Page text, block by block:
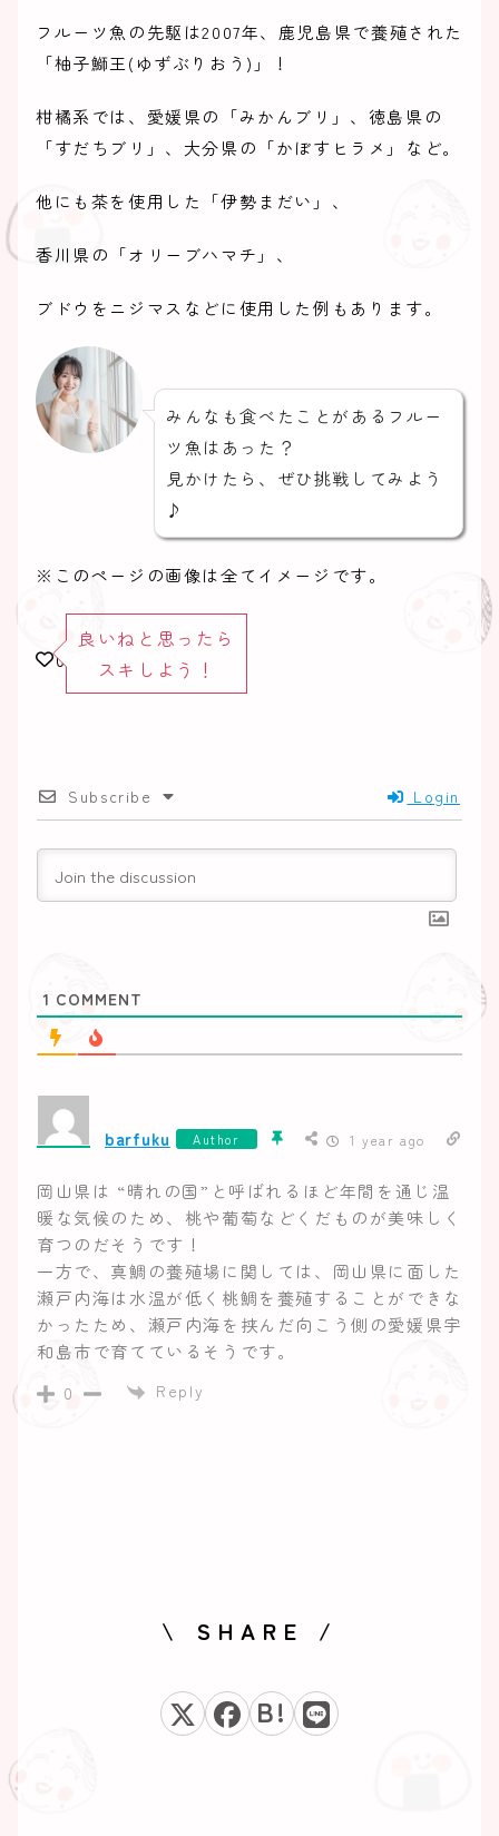
フルーツ魚の先駆は2007年、鹿児島県で養殖された
「柚子鰤王(ゆずぶりおう)」！
柑橘系では、愛媛県の「みかんブリ」、徳島県の
「すだちブリ」、大分県の「かぼすヒラメ」など。
他にも茶を使用した「伊勢まだい」、
香川県の「オリーブハマチ」、
ブドウをニジマスなどに使用した例もあります。
みんなも食べたことがあるフルー
ツ魚はあった？
見かけたら、ぜひ挑戦してみよう
♪
※このページの画像は全てイメージです。
0
良いねと思ったら
スキしよう！
Subscribe Login
1 COMMENT
barfuku Author 1 year ago
岡山県は “晴れの国”と呼ばれるほど年間を通じ温
暖な気候のため、桃や葡萄などくだものが美味しく
育つのだそうです！
一方で、真鯛の養殖場に関しては、岡山県に面した
瀬戸内海は水温が低く桃鯛を養殖することができな
かったため、瀬戸内海を挟んだ向こう側の愛媛県宇
和島市で育てているそうです。
0 Reply
\ SHARE /
B!